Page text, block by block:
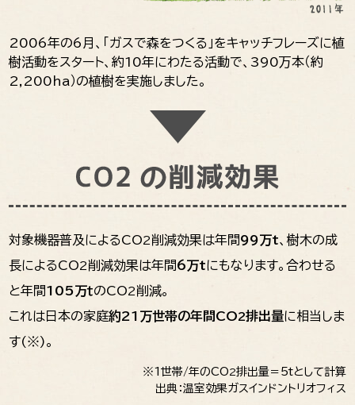
2006年の6月、「ガスで森をつくる」をキャッチフレーズに植
樹活動をスタート、約10年にわたる活動で、390万本（約
2,200ha）の植樹を実施しました。
対象機器普及によるCO2 削減効果は年間99万t、樹木の成
長によるCO2 削減効果は年間6万tにもなります。合わせる
と年間105万ｔのCO2 削減。
これは日本の家庭約21万世帯の年間CO2排出量に相当しま
す(※)。
※1世帯/年のCO2排出量＝5tとして計算
出典：温室効果ガスインドントリオフィス